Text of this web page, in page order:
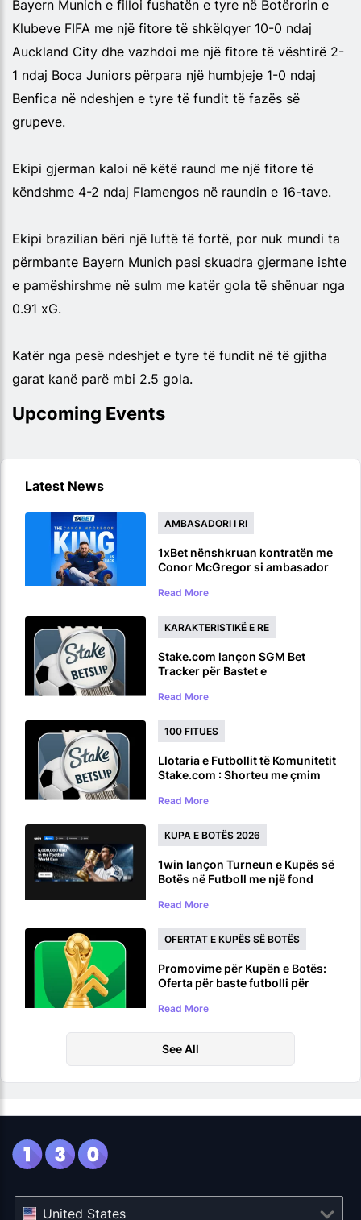
Bayern Munich e filloi fushatën e tyre në Botërorin e
Klubeve FIFA me një fitore të shkëlqyer 10-0 ndaj
Auckland City dhe vazhdoi me një fitore të vështirë 2-
1 ndaj Boca Juniors përpara një humbjeje 1-0 ndaj
Benfica në ndeshjen e tyre të fundit të fazës së
grupeve.
Ekipi gjerman kaloi në këtë raund me një fitore të
këndshme 4-2 ndaj Flamengos në raundin e 16-tave.
Ekipi brazilian bëri një luftë të fortë, por nuk mundi ta
përmbante Bayern Munich pasi skuadra gjermane ishte
e pamëshirshme në sulm me katër gola të shënuar nga
0.91 xG.
Katër nga pesë ndeshjet e tyre të fundit në të gjitha
garat kanë parë mbi 2.5 gola.
Upcoming Events
Latest News
AMBASADORI I RI
1xBet nënshkruan kontratën me
Conor McGregor si ambasador
rikthimit UFC
Read More
KARAKTERISTIKË E RE
Stake.com lançon SGM Bet
Tracker për Bastet e
Read More
100 FITUES
Llotaria e Futbollit të Komunitetit
Stake.com : Shorteu me çmim
Kupën e Botës
Read More
KUPA E BOTËS 2026
1win lançon Turneun e Kupës së
Botës në Futboll me një fond
Read More
OFERTAT E KUPËS SË BOTËS
Promovime për Kupën e Botës:
Oferta për baste futbolli për
Read More
See All
United States